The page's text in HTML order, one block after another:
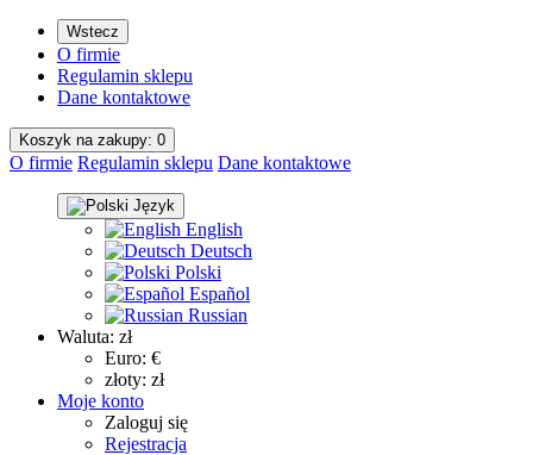
Wstecz
O firmie
Regulamin sklepu
Dane kontaktowe
Koszyk nazakupy: 0
O firmie Regulamin sklepu Dane kontaktowe
Język
English
Deutsch
Polski
Español
Russian
Waluta: zł
Euro: €
złoty: zł
Moje konto
Zaloguj się
Rejestracja